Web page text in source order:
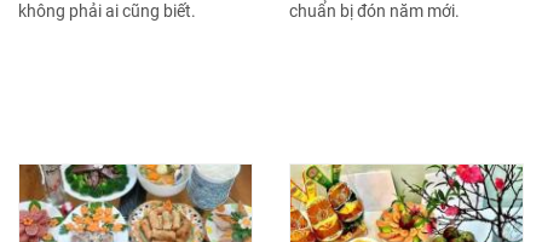
không phải ai cũng biết.
chuẩn bị đón năm mới.